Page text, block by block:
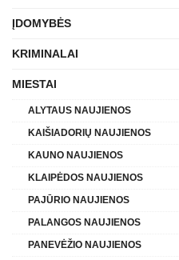
ĮDOMYBĖS
KRIMINALAI
MIESTAI
ALYTAUS NAUJIENOS
KAIŠIADORIŲ NAUJIENOS
KAUNO NAUJIENOS
KLAIPĖDOS NAUJIENOS
PAJŪRIO NAUJIENOS
PALANGOS NAUJIENOS
PANEVĖŽIO NAUJIENOS